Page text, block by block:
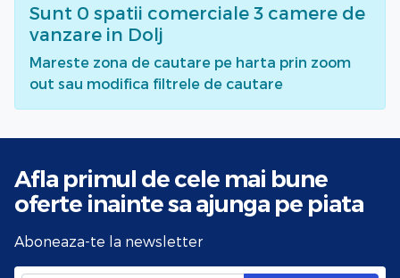
Sunt 0 spatii comerciale 3 camere de
vanzare in Dolj
Mareste zona de cautare pe harta prin zoom
out sau modifica filtrele de cautare
Afla primul de cele mai bune
oferte inainte sa ajunga pe piata
Aboneaza-te la newsletter